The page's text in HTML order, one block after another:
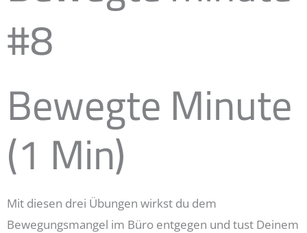
#8
Bewegte Minute
(1 Min)
Mit diesen drei Übungen wirkst du dem
Bewegungsmangel im Büro entgegen und tust Deinem